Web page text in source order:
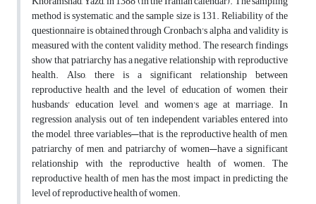
method is systematic, and the sample size is 131. Reliability of the
questionnaire is obtained through Cronbach's alpha, and validity is
measured with the content validity method. The research findings
show that patriarchy has a negative relationship with reproductive
health. Also, there is a significant relationship between
reproductive health and the level of education of women, their
husbands' education level, and women's age at marriage. In
regression analysis, out of ten independent variables entered into
the model, three variables—that is, the reproductive health of men,
patriarchy of men, and patriarchy of women—have a significant
relationship with the reproductive health of women. The
reproductive health of men has the most impact in predicting the
level of reproductive health of women.